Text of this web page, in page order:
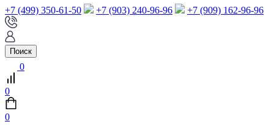
+7 (499) 350-61-50 +7 (903) 240-96-96 +7 (909) 162-96-96
Поиск
0
0
0